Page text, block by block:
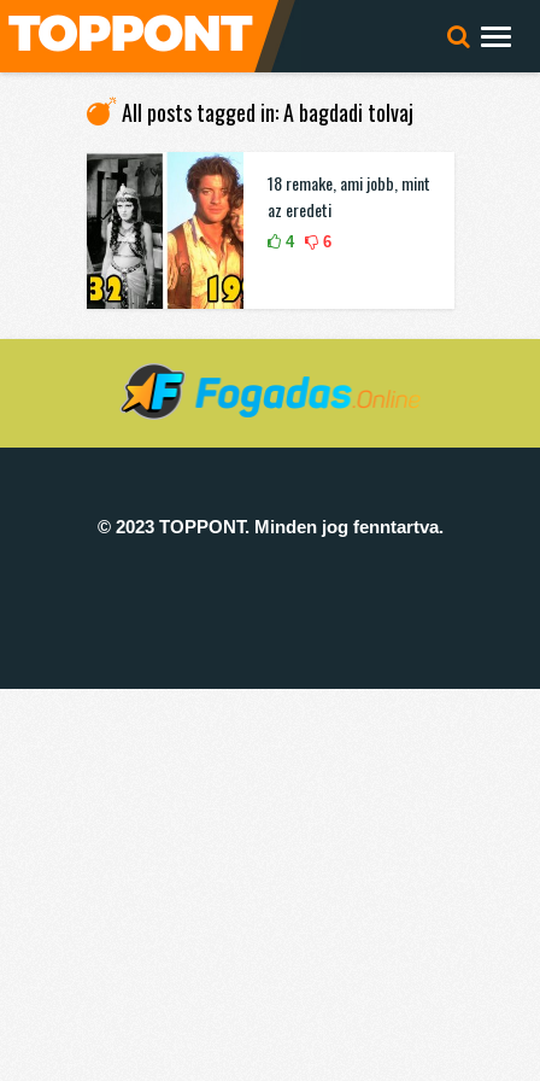
All posts tagged in: A bagdadi tolvaj
18 remake, ami jobb, mint
az eredeti
4 6
© 2023 TOPPONT. Minden jog fenntartva.